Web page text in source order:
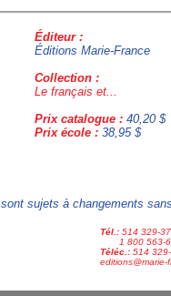
Éditeur :
Éditions Marie-France
Collection :
Le français et...
Prix catalogue : 40,20 $
Prix école : 38,95 $
sujets à changements
Tél.: 514 329-
1 800 563-
Téléc.: 514
editions@marie-